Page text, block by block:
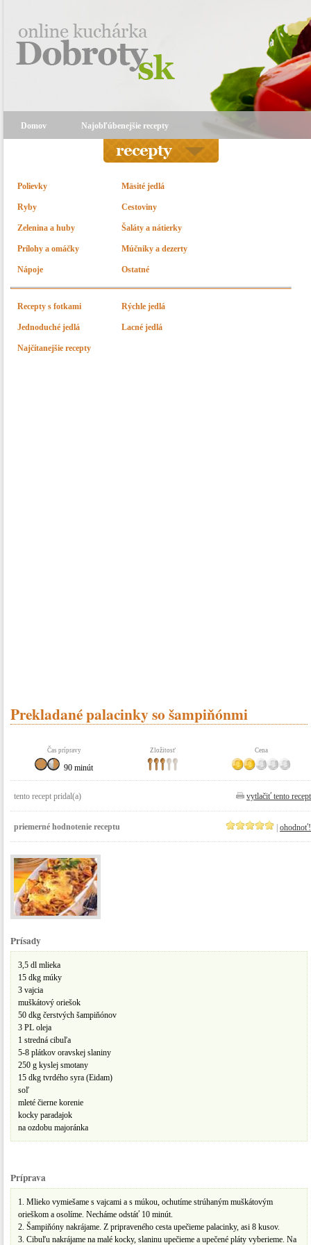
Domov Najobľúbenejšie recepty
Polievky Mäsité jedlá
Ryby Cestoviny
Zelenina a huby Šaláty a nátierky
Prílohy a omáčky Múčniky a dezerty
Nápoje Ostatné
Recepty s fotkami Rýchle jedlá
Jednoduché jedlá Lacné jedlá
Najčítanejšie recepty
Prekladané palacinky so šampiňónmi
Čas prípravy Zložitosť Cena
90 minút
tento recept pridal(a) vytlačiť tento recept
priemerné hodnotenie receptu ohodnoť!
Prísady
3,5 dl mlieka
15 dkg múky
3 vajcia
muškátový oriešok
50 dkg čerstvých šampiňónov
3 PL oleja
1 stredná cibuľa
5-8 plátkov oravskej slaniny
250 g kyslej smotany
15 dkg tvrdého syra (Eidam)
soľ
mleté čierne korenie
kocky paradajok
na ozdobu majoránka
Príprava
1. Mlieko vymiešame s vajcami a s múkou, ochutíme strúhaným muškátovým
orieškom a osolíme. Necháme odstáť 10 minút.
2. Šampiňóny nakrájame. Z pripraveného cesta upečieme palacinky, asi 8 kusov.
3. Cibuľu nakrájame na malé kocky, slaninu upečieme a upečené pláty vyberieme. Na